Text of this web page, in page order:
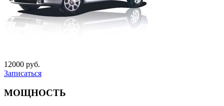
12000 руб.
Записаться
МОЩНОСТЬ